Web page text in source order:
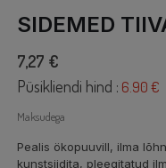
SIDEMED
7,27 €
Püsikliendi hind : 6.90 €
Maksudega
Pealis ökopuuvill, ilma
kunstsiidita, pleegitatud